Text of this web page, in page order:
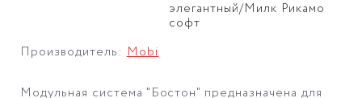
элегантный/Милк Рикамо
софт
Производитель:Mobi
Модульная система "Бостон" предназначена для